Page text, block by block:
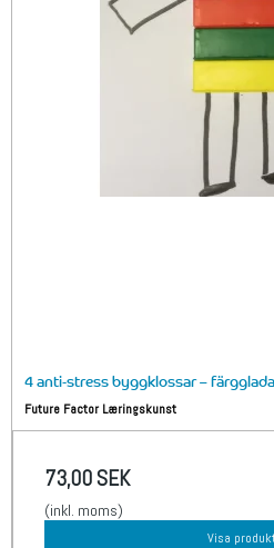
4 anti-stress byggklossar –
Future Factor Læringskunst
73,00 SEK
(inkl. moms)
Visa